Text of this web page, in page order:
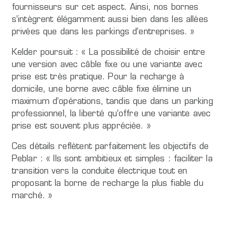
fournisseurs sur cet aspect. Ainsi, nos bornes
s’intègrent élégamment aussi bien dans les allées
privées que dans les parkings d’entreprises. »
Kelder poursuit : « La possibilité de choisir entre
une version avec câble fixe ou une variante avec
prise est très pratique. Pour la recharge à
domicile, une borne avec câble fixe élimine un
maximum d’opérations, tandis que dans un parking
professionnel, la liberté qu’offre une variante avec
prise est souvent plus appréciée. »
Ces détails reflètent parfaitement les objectifs de
Peblar : « Ils sont ambitieux et simples : faciliter la
transition vers la conduite électrique tout en
proposant la borne de recharge la plus fiable du
marché. »